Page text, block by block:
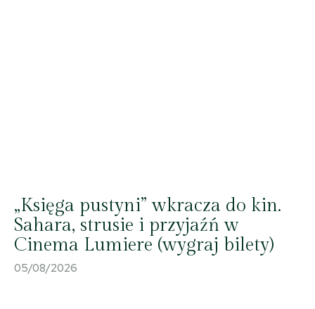
„Księga pustyni” wkracza do kin.
Sahara, strusie i przyjaźń w
Cinema Lumiere (wygraj bilety)
05/08/2026